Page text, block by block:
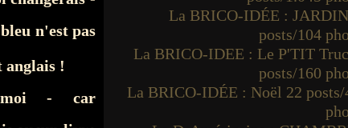
n'est pas
anglais !
moi - car
La BRICO-IDÉE :
posts/104
La BRICO-IDEE : Le P'TIT
posts/160
La BRICO-IDÉE : Noël 22 posts/